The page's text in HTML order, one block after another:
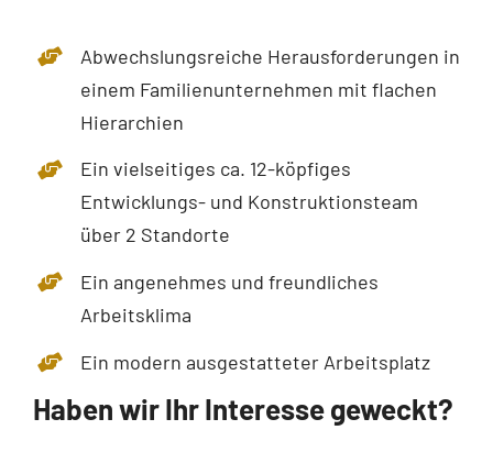
Abwechslungsreiche Herausforderungen in
einem Familienunternehmen mit flachen
Hierarchien
Ein vielseitiges ca. 12-köpfiges
Entwicklungs- und Konstruktionsteam
über 2 Standorte
Ein angenehmes und freundliches
Arbeitsklima
Ein modern ausgestatteter Arbeitsplatz
Haben wir Ihr Interesse geweckt?